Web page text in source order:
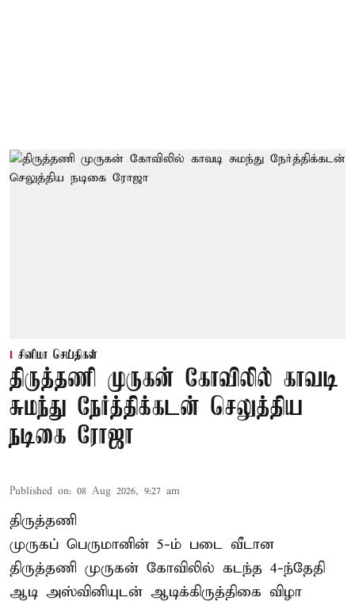
சினிமா செய்திகள்
திருத்தணி முருகன் கோவிலில் காவடி
சுமந்து நேர்த்திக்கடன் செலுத்திய
நடிகை ரோஜா
Published on: 08 Aug 2026, 9:27 am
திருத்தணி
முருகப் பெருமானின் 5-ம் படை வீடான
திருத்தணி முருகன் கோவிலில் கடந்த 4-ந்தேதி
ஆடி அஸ்வினியுடன் ஆடிக்கிருத்திகை விழா